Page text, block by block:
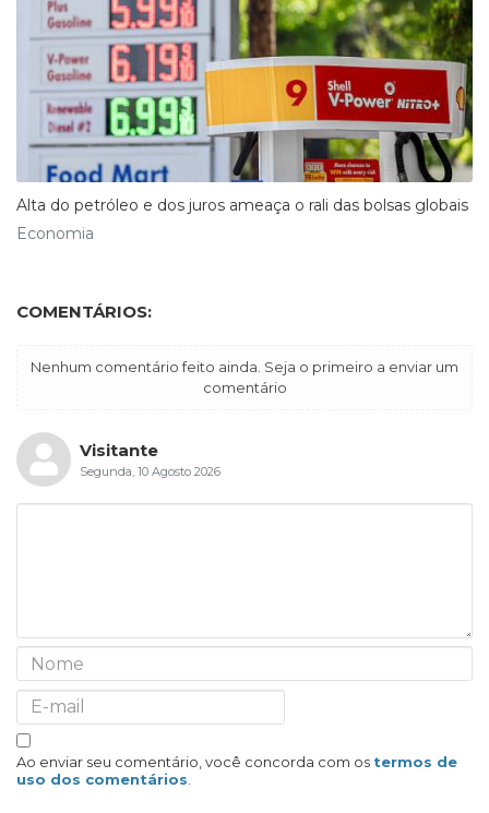
Alta do petróleo e dos juros ameaça o rali das bolsas globais
Economia
COMENTÁRIOS:
Nenhum comentário feito ainda. Seja o primeiro a enviar um
comentário
Visitante
Segunda, 10 Agosto 2026
Ao enviar seu comentário, você concorda com os termos de
uso dos comentários